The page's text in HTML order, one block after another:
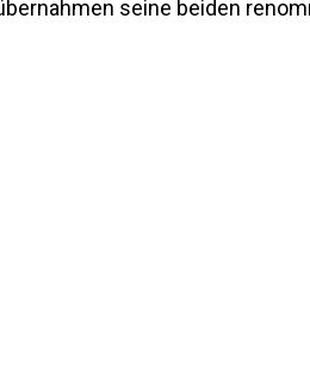
seine beiden